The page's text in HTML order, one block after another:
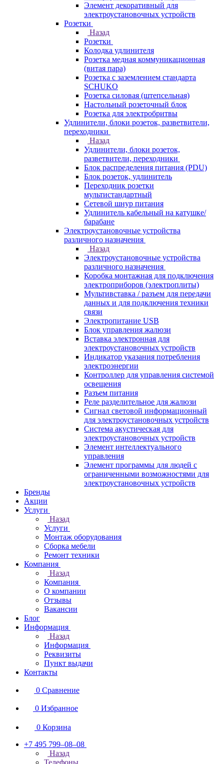
Элемент декоративный для
электроустановочных устройств
Розетки
Назад
Розетки
Колодка удлинителя
Розетка медная коммуникационная
(витая пара)
Розетка с заземлением стандарта
SCHUKO
Розетка силовая (штепсельная)
Настольный розеточный блок
Розетка для электробритвы
Удлинители, блоки розеток, разветвители,
переходники
Назад
Удлинители, блоки розеток,
разветвители, переходники
Блок распределения питания (PDU)
Блок розеток, удлинитель
Переходник розетки
мультистандартный
Сетевой шнур питания
Удлинитель кабельный на катушке/
барабане
Электроустановочные устройства
различного назначения
Назад
Электроустановочные устройства
различного назначения
Коробка монтажная для подключения
электроприборов (электроплиты)
Мультивставка / разъем для передачи
данных и для подключения техники
связи
Электропитание USB
Блок управления жалюзи
Вставка электронная для
электроустановочных устройств
Индикатор указания потребления
электроэнергии
Контроллер для управления системой
освещения
Разъем питания
Реле разделительное для жалюзи
Сигнал световой информационный
для электроустановочных устройств
Система акустическая для
электроустановочных устройств
Элемент интеллектуального
управления
Элемент программы для людей с
ограниченными возможностями для
электроустановочных устройств
Бренды
Акции
Услуги
Назад
Услуги
Монтаж оборудования
Сборка мебели
Ремонт техники
Компания
Назад
Компания
О компании
Отзывы
Вакансии
Блог
Информация
Назад
Информация
Реквизиты
Пункт выдачи
Контакты
0 Сравнение
0 Избранное
0 Корзина
+7 495 799–08–08
Назад
Телефоны